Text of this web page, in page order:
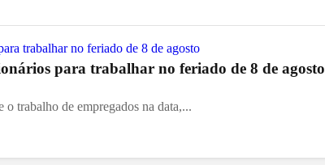
para trabalhar no feriado de 8 de agosto
o trabalho de empregados na data,...